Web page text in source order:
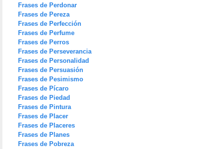
Frases de Perdonar
Frases de Pereza
Frases de Perfección
Frases de Perfume
Frases de Perros
Frases de Perseverancia
Frases de Personalidad
Frases de Persuasión
Frases de Pesimismo
Frases de Pícaro
Frases de Piedad
Frases de Pintura
Frases de Placer
Frases de Placeres
Frases de Planes
Frases de Pobreza